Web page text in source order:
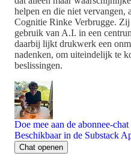
helpen en die niet vervangen,
Cognitie Rinke Verbrugge.
gebruik van A.I. in een
daarbij lijkt drukwerk een
nadenken, om uiteindelijk te
beslissingen.
Doe mee aan de abonnee-
Beschikbaar in de Substack
Chat openen